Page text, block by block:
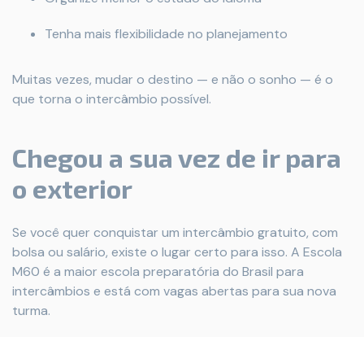
Tenha mais flexibilidade no planejamento
Muitas vezes, mudar o destino — e não o sonho — é o
que torna o intercâmbio possível.
Chegou a sua vez de ir para
o exterior
Se você quer conquistar um intercâmbio gratuito, com
bolsa ou salário, existe o lugar certo para isso. A Escola
M60 é a maior escola preparatória do Brasil para
intercâmbios e está com vagas abertas para sua nova
turma.